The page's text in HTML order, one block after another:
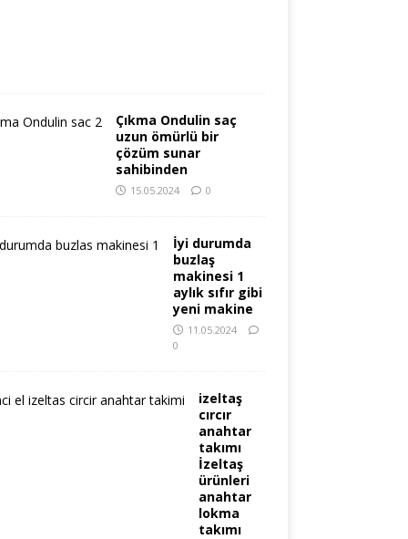
Çıkma Ondulin saç
uzun ömürlü bir
çözüm sunar
sahibinden
15.05.2024 0
İyi durumda
buzlaş
makinesi 1
aylık sıfır gibi
yeni makine
11.05.2024
0
izeltaş
cırcır
anahtar
takımı
İzeltaş
ürünleri
anahtar
lokma
takımı